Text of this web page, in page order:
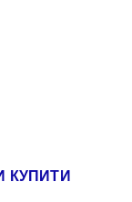
КУПИТИ